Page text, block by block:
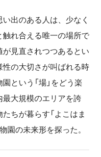
出のある人は、少なく
れ合える唯一の場所で
見直されつつあるとい
性の大切さが叫ばれる時
という「場」をどう楽
大規模のエリアを誇
ちが暮らす「よこはま
園の未来形を探った。